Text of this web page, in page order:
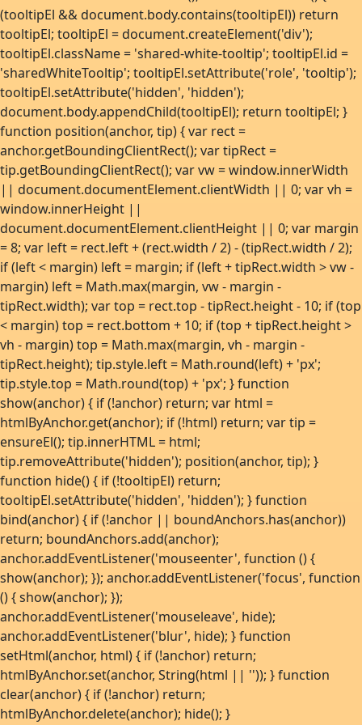
Uke 47
-8,5°C 23. nov. 2024
Uke 48
-13,0°C 3. des. 2023
Uke 49
-13,2°C 4. des. 2023
Uke 50
-15,9°C 16. des. 2022
Uke 51
-13,5°C
24. des. 2023
Uke 52
-15,4°C 27. des. 2023
Uke 53
-3,4°C 3. jan. 2021
(tooltipEl && document.body.contains(tooltipEl)) return
tooltipEl; tooltipEl = document.createElement('div');
tooltipEl.className = 'shared-white-tooltip'; tooltipEl.id =
'sharedWhiteTooltip'; tooltipEl.setAttribute('role', 'tooltip');
tooltipEl.setAttribute('hidden', 'hidden');
document.body.appendChild(tooltipEl); return tooltipEl; }
function position(anchor, tip) { var rect =
anchor.getBoundingClientRect(); var tipRect =
tip.getBoundingClientRect(); var vw = window.innerWidth
|| document.documentElement.clientWidth || 0; var vh =
window.innerHeight ||
document.documentElement.clientHeight || 0; var margin
= 8; var left = rect.left + (rect.width / 2) - (tipRect.width / 2);
if (left < margin) left = margin; if (left + tipRect.width > vw -
margin) left = Math.max(margin, vw - margin -
tipRect.width); var top = rect.top - tipRect.height - 10; if (top
< margin) top = rect.bottom + 10; if (top + tipRect.height >
vh - margin) top = Math.max(margin, vh - margin -
tipRect.height); tip.style.left = Math.round(left) + 'px';
tip.style.top = Math.round(top) + 'px'; } function
show(anchor) { if (!anchor) return; var html =
htmlByAnchor.get(anchor); if (!html) return; var tip =
ensureEl(); tip.innerHTML = html;
tip.removeAttribute('hidden'); position(anchor, tip); }
function hide() { if (!tooltipEl) return;
tooltipEl.setAttribute('hidden', 'hidden'); } function
bind(anchor) { if (!anchor || boundAnchors.has(anchor))
return; boundAnchors.add(anchor);
anchor.addEventListener('mouseenter', function () {
show(anchor); }); anchor.addEventListener('focus', function
() { show(anchor); });
anchor.addEventListener('mouseleave', hide);
anchor.addEventListener('blur', hide); } function
setHtml(anchor, html) { if (!anchor) return;
htmlByAnchor.set(anchor, String(html || '')); } function
clear(anchor) { if (!anchor) return;
htmlByAnchor.delete(anchor); hide(); }